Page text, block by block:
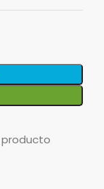
producto